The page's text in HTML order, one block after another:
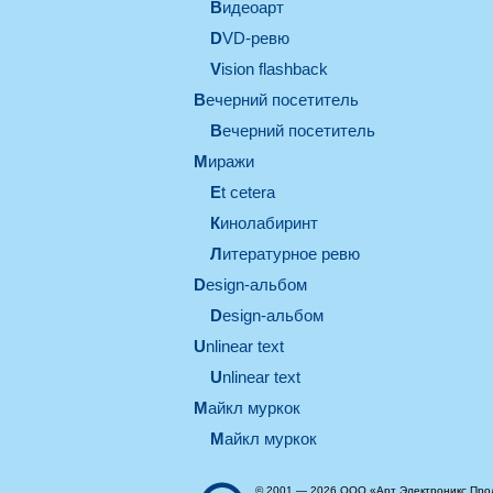
видеоарт
DVD-ревю
Vision flashback
вечерний посетитель
вечерний посетитель
миражи
et cetera
кинолабиринт
литературное ревю
design-альбом
design-альбом
unlinear text
Unlinear text
майкл муркок
майкл муркок
© 2001 — 2026 ООО «Арт Электроникс